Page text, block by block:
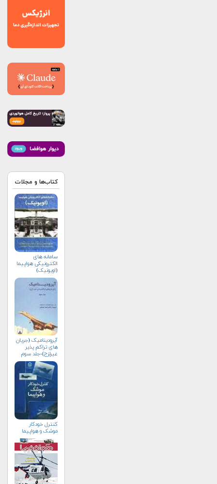
کتاب‌ها و مجلات
سامانه های
الکترونیکی هواپیما
(اویونیک)
آیرودینامیک (جریان
های تراکم پذیر
غیرلزج)-جلد سوم
کنترل خودکار
موشک و هواپیما